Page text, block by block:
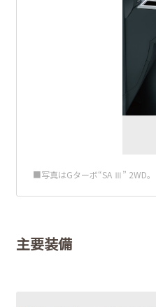
■写真はGターボ“SA Ⅲ” 2WD。
主要装備